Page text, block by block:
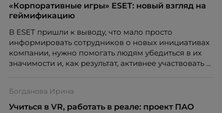
«Корпоративные игры» ESET: новый взгляд на
геймификацию
В ESET пришли к выводу, что мало просто
информировать сотрудников о новых инициативах
компании, нужно помогать людям убедиться в их
значимости и, как результат, активнее участвовать в
Богданова Ирина
Учиться в VR, работать в реале: проект ПАО